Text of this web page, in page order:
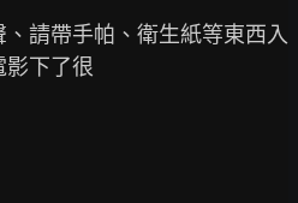
請帶手帕、衛生紙等東西入
影下了很